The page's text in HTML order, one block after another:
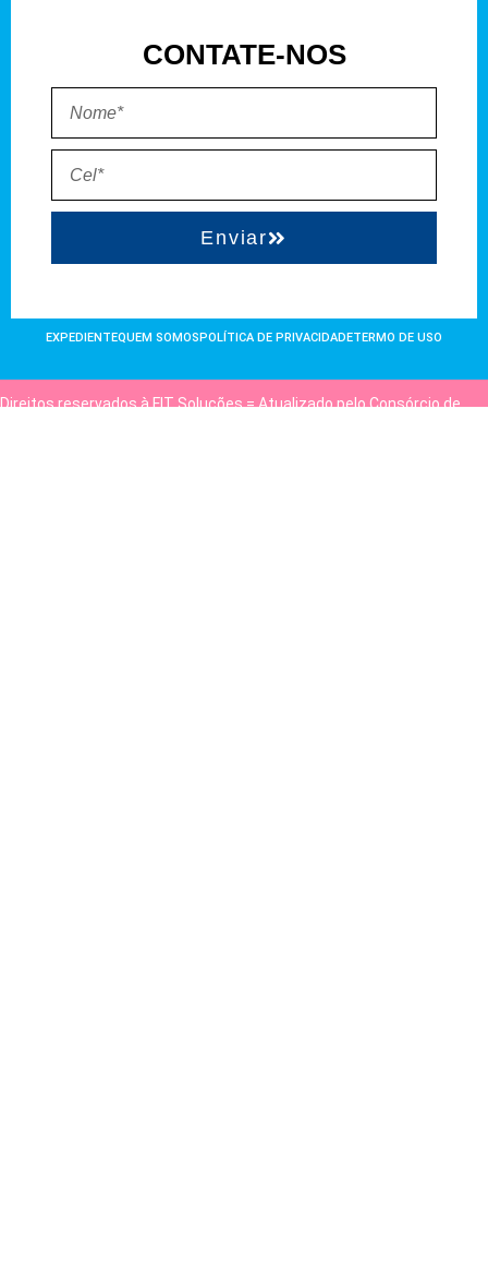
CONTATE-NOS
Enviar
EXPEDIENTEQUEM SOMOS POLÍTICA DE PRIVACIDADETERMO DE USO
Direitos reservados à FIT Soluções = Atualizado pelo Consórcio de